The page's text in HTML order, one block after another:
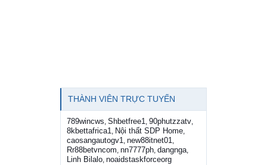
THÀNH VIÊN TRỰC TUYẾN
789wincws, Shbetfree1, 90phutzzatv,
8kbettafrica1, Nội thất SDP Home,
caosangautogv1, new88itnet01,
Rr88betvncom, nn7777ph, dangnga,
Linh Bilalo, noaidstaskforceorg